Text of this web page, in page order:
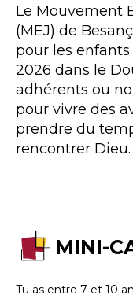
Le Mouvement
(MEJ) de
pour les
2026 dans le
adhérents ou
pour vivre des
prendre du
rencontrer Dieu.
MINI-
Tu as entre 7 et 10